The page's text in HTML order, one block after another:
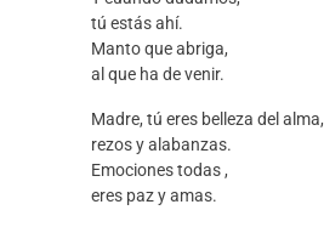
tú estás ahí.
Manto que abriga,
al que ha de venir.
Madre, tú eres belleza del alma,
rezos y alabanzas.
Emociones todas ,
eres paz y amas.